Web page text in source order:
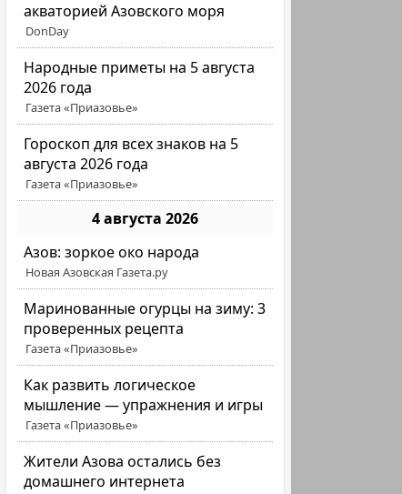
акваторией Азовского моря
DonDay
Народные приметы на 5 августа
2026 года
Газета «Приазовье»
Гороскоп для всех знаков на 5
августа 2026 года
Газета «Приазовье»
4 августа 2026
Азов: зоркое око народа
Новая Азовская Газета.ру
Маринованные огурцы на зиму: 3
проверенных рецепта
Газета «Приазовье»
Как развить логическое
мышление — упражнения и игры
Газета «Приазовье»
Жители Азова остались без
домашнего интернета